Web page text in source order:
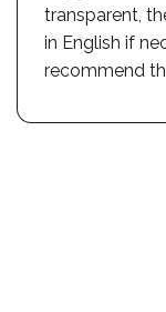
transparent,
in English if
recommend